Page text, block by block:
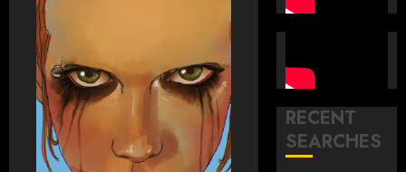
RECENT
SEARCHES